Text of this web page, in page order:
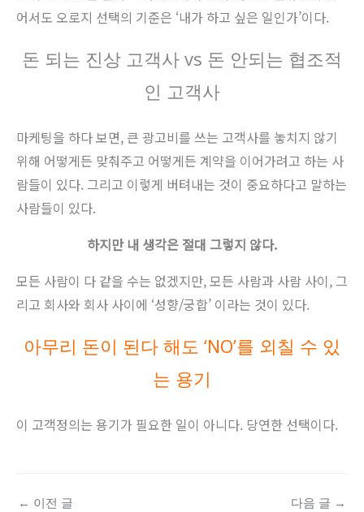
어서도 오로지 선택의 기준은 ‘내가 하고 싶은 일인가’이다.
돈 되는 진상 고객사 vs 돈 안되는 협조적
인 고객사
마케팅을 하다 보면, 큰 광고비를 쓰는 고객사를 놓치지 않기
위해 어떻게든 맞춰주고 어떻게든 계약을 이어가려고 하는 사
람들이 있다. 그리고 이렇게 버텨내는 것이 중요하다고 말하는
사람들이 있다.
하지만 내 생각은 절대 그렇지 않다.
모든 사람이 다 같을 수는 없겠지만, 모든 사람과 사람 사이, 그
리고 회사와 회사 사이에 ‘성향/궁합’ 이라는 것이 있다.
아무리 돈이 된다 해도 ‘NO’를 외칠 수 있
는 용기
이 고객정의는 용기가 필요한 일이 아니다. 당연한 선택이다.
← 이전 글 다음 글 →